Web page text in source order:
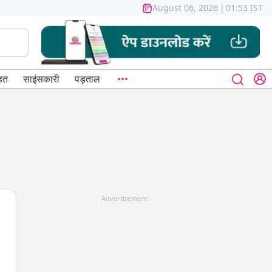
August 06, 2026 | 01:53 IST
साइंसकारी पड़ताल
Advertisement